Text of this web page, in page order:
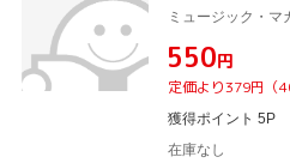
ミュージック・マ
¥550円
定価より379円（
獲得ポイント 5P
在庫なし